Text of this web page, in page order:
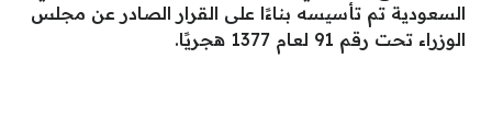
السعودية تم تأسيسه بناءًا على القرار الصادر عن مجلس
الوزراء تحت رقم 91 لعام 1377 هجريًا.